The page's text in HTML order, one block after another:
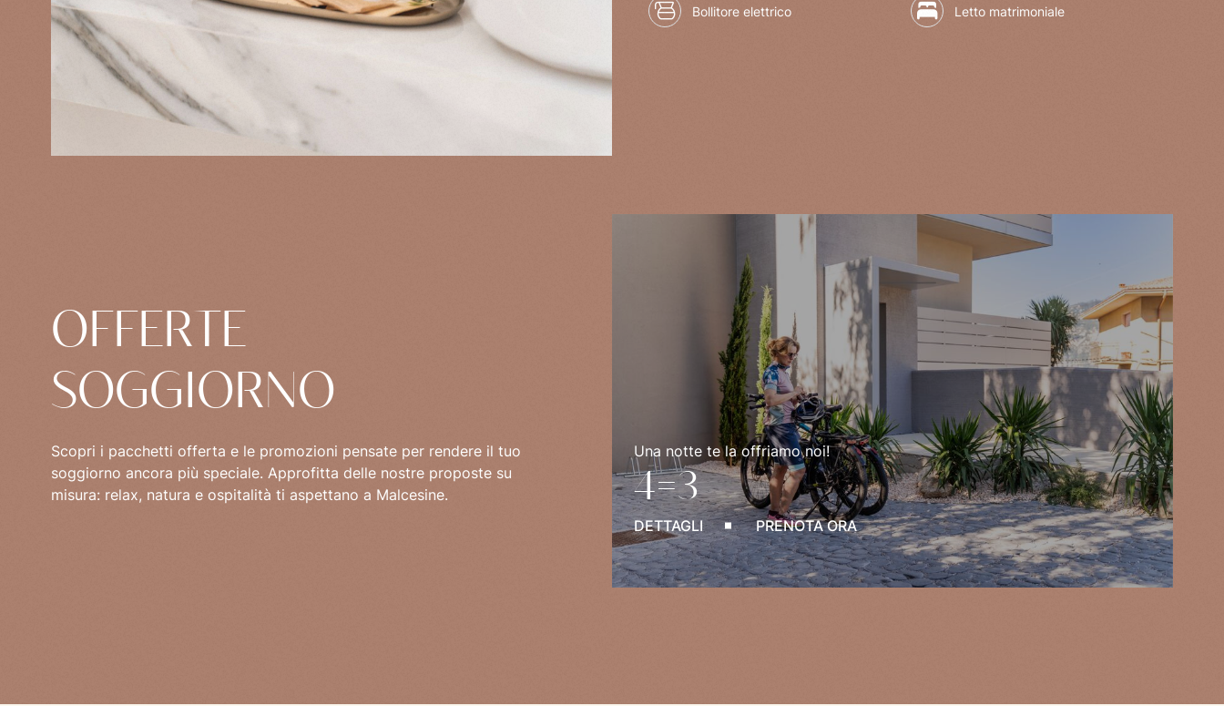
Bollitore elettrico Letto matrimoniale
OFFERTE
SOGGIORNO
Scopri i pacchetti offerta e le promozioni pensate per rendere il tuo
soggiorno ancora più speciale. Approfitta delle nostre proposte su
misura: relax, natura e ospitalità ti aspettano a Malcesine.
Una notte te la offriamo noi!
4=3
DETTAGLI PRENOTA ORA